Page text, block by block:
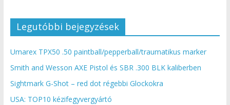
Legutóbbi bejegyzések
Umarex TPX50 .50 paintball/pepperball/traumatikus marker
Smith and Wesson AXE Pistol és SBR .300 BLK kaliberben
Sightmark G-Shot – red dot régebbi Glockokra
USA: TOP10 kézifegyvergyártó